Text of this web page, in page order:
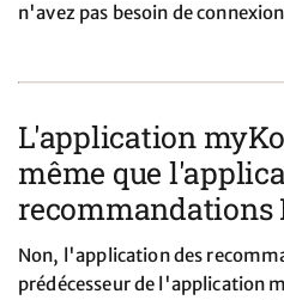
n'avez pas besoin de
L'application
même que
recommandations
Non, l'application des
prédécesseur de l'application